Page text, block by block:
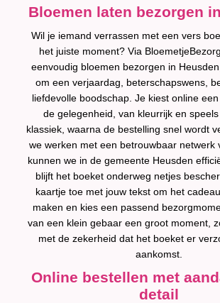
Bloemen laten bezorgen
Wil je iemand verrassen met een vers
het juiste moment? Via
eenvoudig bloemen bezorgen in
om een verjaardag, beterschapswens,
liefdevolle boodschap. Je kiest online
de gelegenheid, van kleurrijk en
klassiek, waarna de bestelling snel wordt
we werken met een betrouwbaar netwerk
kunnen we in de gemeente Heusden
blijft het boeket onderweg netjes
kaartje toe met jouw tekst om het
maken en kies een passend
van een klein gebaar een groot moment,
met de zekerheid dat het boeket er
aankomst.
Online bestellen met
detail